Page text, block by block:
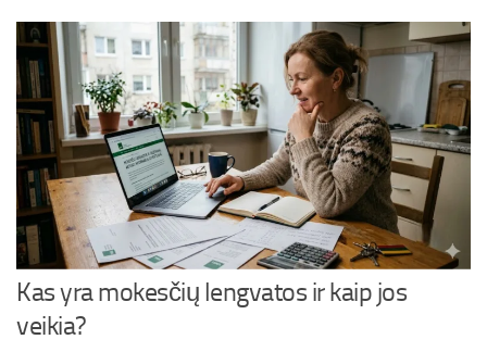
Kas yra mokesčių lengvatos ir kaip jos
veikia?